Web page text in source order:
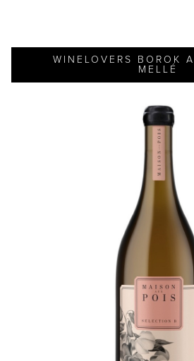
WINELOVERS BOROK
MELLÉ